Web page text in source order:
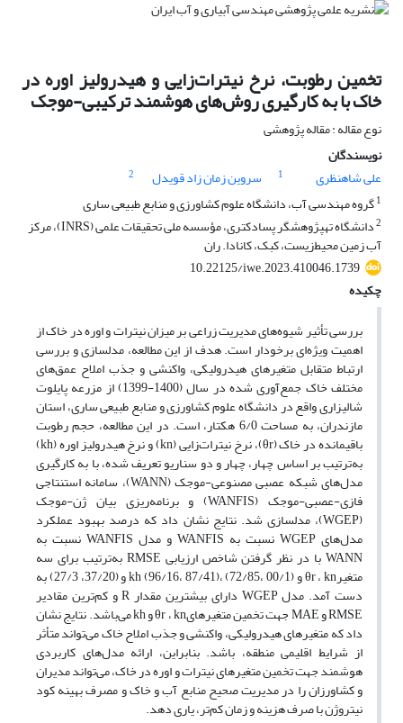
تخمین رطوبت، نرخ نیترات‌زایی و هیدرولیز اوره در
خاک با به کارگیری روش‌های هوشمند ترکیبی-موجک
نوع مقاله : مقاله پژوهشی
نویسندگان
علی شاهنظری
1 سروین زمان زاد قویدل
2
1گروه مهندسی آب، دانشگاه علوم کشاورزی و منابع طبیعی ساری
2 دانشگاه تهپژوهشگر پسادکتری، مؤسسه ملی تحقیقات علمی (INRS)، مرکز
آب زمین محیط‌زیست، کبک، کانادا. ران
10.22125/iwe.2023.410046.1739
چکیده
بررسی تأثیر شیوه‌های مدیریت زراعی بر میزان نیترات و اوره در خاک از
اهمیت ویژه‌ای برخودار است. هدف از این مطالعه، مدلسازی و بررسی
ارتباط متقابل متغیرهای هیدرولیکی، واکنشی و جذب املاح عمق‌های
مختلف خاک جمع‌آوری شده در سال (1400-1399) از مزرعه پایلوت
شالیزاری واقع در دانشگاه علوم کشاورزی و منابع طبیعی ساری، استان
مازندران، به مساحت 6/0 هکتار، است. در این مطالعه، حجم رطوبت
باقیمانده در خاک (θr)، نرخ نیترات‌زایی (kn) و نرخ هیدرولیز اوره (kh)
به‌ترتیب بر اساس چهار، چهار و دو سناریو تعریف شده، با به کارگیری
مدل‌های شبکه عصبی مصنوعی-موجک (WANN)، سامانه استنتاجی
فازی-عصبی-موجک (WANFIS) و برنامه‌ریزی بیان ژن-موجک
(WGEP)، مدلسازی شد. نتایج نشان داد که درصد بهبود عملکرد
مدل‌های WGEP نسبت به WANFIS و مدل WANFIS نسبت به
WANN با در نظر گرفتن شاخص ارزیابی RMSE به‌ترتیب برای سه
متغیرθr ، kn و kh (96/16، 87/41)، (72/85، 00/1) و (37/20، 27/3) به
دست آمد. مدل WGEP دارای بیشترین مقدار R و کم‌ترین مقادیر
RMSE و MAE جهت تخمین متغیرهایθr ، kn و kh می‌باشد. نتایج نشان
داد که متغیرهای هیدرولیکی، واکنشی و جذب املاح خاک می‌تواند متأثر
از شرایط اقلیمی منطقه، باشد. بنابراین، ارائه مدل‌های کاربردی
هوشمند جهت تخمین متغیرهای نیترات و اوره در خاک، می‌تواند مدیران
و کشاورزان را در مدیریت صحیح منابع آب و خاک و مصرف بهینه کود
نیتروژن با صرف هزینه و زمان کم‌تر، یاری دهد.